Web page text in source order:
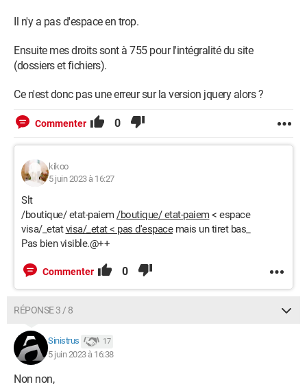
Il n'y a pas d'espace en trop.
Ensuite mes droits sont à 755 pour l'intégralité du site
(dossiers et fichiers).
Ce n'est donc pas une erreur sur la version jquery alors ?
Commenter 0
kikoo
5 juin 2023 à 16:27
Slt
/boutique/ etat-paiem/boutique/ etat-paiem< espace
visa/_etatvisa/_etat < pas d'espacemais un tiret bas_
Pas bien visible.@++
Commenter 0
RÉPONSE 3 / 8
Sinistrus 17
5 juin 2023 à 16:38
Non non,